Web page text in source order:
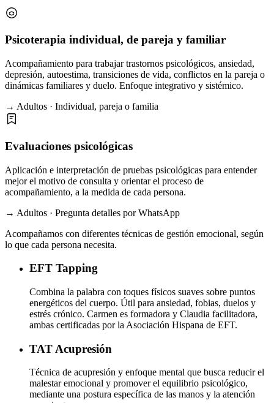
Psicoterapia individual, de pareja y familiar
Acompañamiento para trabajar trastornos psicológicos, ansiedad,
depresión, autoestima, transiciones de vida, conflictos en la pareja o
dinámicas familiares y duelo. Enfoque integrativo y sistémico.
→ Adultos · Individual, pareja o familia
Evaluaciones psicológicas
Aplicación e interpretación de pruebas psicológicas para entender
mejor el motivo de consulta y orientar el proceso de
acompañamiento, a la medida de cada persona.
→ Adultos · Pregunta detalles por WhatsApp
Acompañamos con diferentes técnicas de gestión emocional, según
lo que cada persona necesita.
EFT Tapping
Combina la palabra con toques físicos suaves sobre puntos
energéticos del cuerpo. Útil para ansiedad, fobias, duelos y
estrés crónico. Carmen es formadora y Claudia facilitadora,
ambas certificadas por la Asociación Hispana de EFT.
TAT Acupresión
Técnica de acupresión y enfoque mental que busca reducir el
malestar emocional y promover el equilibrio psicológico,
mediante una postura específica de las manos y la atención